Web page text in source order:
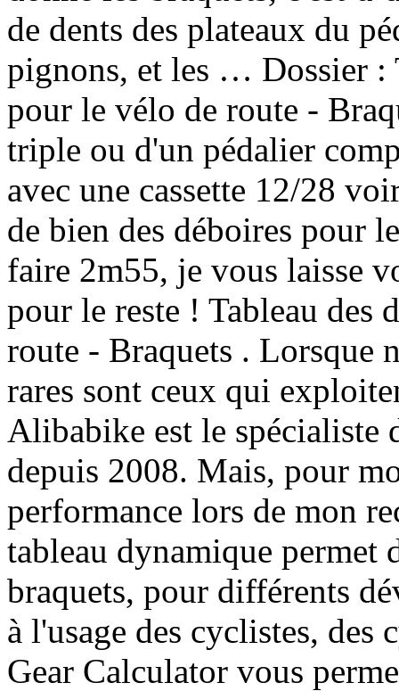
de dents des plateaux du
pignons, et les … Dossier :
pour le vélo de route -
triple ou d'un pédalier
avec une cassette 12/28
de bien des déboires pour
faire 2m55, je vous laisse
pour le reste ! Tableau des
route - Braquets . Lorsque
rares sont ceux qui
Alibabike est le spécialiste
depuis 2008. Mais, pour
performance lors de mon
tableau dynamique permet
braquets, pour différents
à l'usage des cyclistes, des
Gear Calculator vous